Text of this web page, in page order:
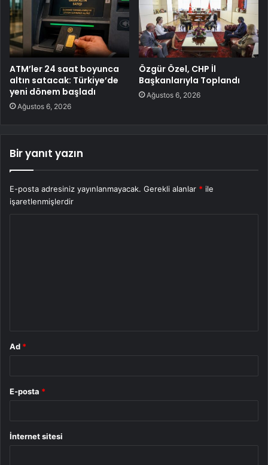
ATM’ler 24 saat boyunca
altın satacak: Türkiye’de
yeni dönem başladı
Ağustos 6, 2026
Özgür Özel, CHP İl
Başkanlarıyla Toplandı
Ağustos 6, 2026
Bir yanıt yazın
E-posta adresiniz yayınlanmayacak. Gerekli alanlar * ile
işaretlenmişlerdir
Ad *
E-posta *
İnternet sitesi